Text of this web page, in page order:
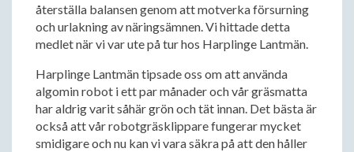
återställa balansen genom att motverka försurning
och urlakning av näringsämnen. Vi hittade detta
medlet när vi var ute på tur hos Harplinge Lantmän.
Harplinge Lantmän tipsade oss om att använda
algomin robot i ett par månader och vår gräsmatta
har aldrig varit såhär grön och tät innan. Det bästa är
också att vår robotgräsklippare fungerar mycket
smidigare och nu kan vi vara säkra på att den håller